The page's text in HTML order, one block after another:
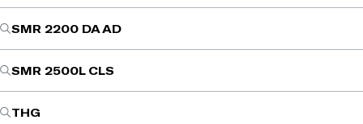
SMR 2200 DA AD
SMR 2500L CLS
THG